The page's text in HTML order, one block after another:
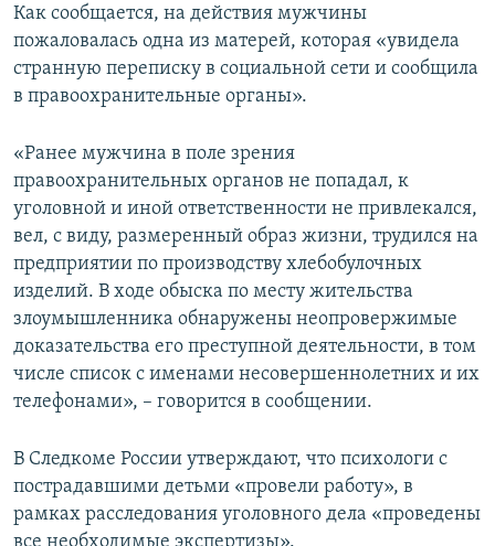
Как сообщается, на действия мужчины
пожаловалась одна из матерей, которая «увидела
странную переписку в социальной сети и сообщила
в правоохранительные органы».
«Ранее мужчина в поле зрения
правоохранительных органов не попадал, к
уголовной и иной ответственности не привлекался,
вел, с виду, размеренный образ жизни, трудился на
предприятии по производству хлебобулочных
изделий. В ходе обыска по месту жительства
злоумышленника обнаружены неопровержимые
доказательства его преступной деятельности, в том
числе список с именами несовершеннолетних и их
телефонами», – говорится в сообщении.
В Следкоме России утверждают, что психологи с
пострадавшими детьми «провели работу», в
рамках расследования уголовного дела «проведены